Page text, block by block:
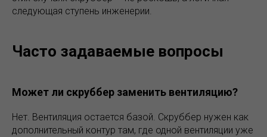
следующая ступень инженерии.
Часто задаваемые вопросы
Может ли скруббер заменить вентиляцию?
Нет. Вентиляция остается базой. Скруббер нужен как
дополнительный контур там, где одной вентиляции уже